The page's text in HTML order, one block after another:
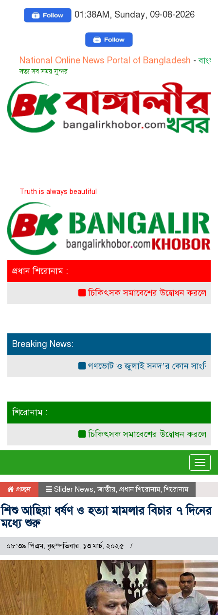
01:38AM, Sunday, 09-08-2026
Online News Portal of Bangladesh-বাংলাদেশের
সময় সুন্দর
is always beautiful
প্রধান শিরোনাম :
চিকিৎসক সমাবেশের উদ্বোধন করলেন
Breaking News:
গণভোট ও জুলাই সনদ’র কোন সাংবিধানিক
শিরোনাম :
চিকিৎসক সমাবেশের উদ্বোধন করলেন
প্রচ্ছদ Slider News,জাতীয়, প্রধান শিরোনাম,শিরোনাম
শিশু আছিয়া ধর্ষণ ও হত্যা মামলার বিচার ৭ দিনের
মধ্যে শুরু
০৮:৩৯ পিএম, বৃহস্পতিবার, ১৩ মার্চ, ২০২৫